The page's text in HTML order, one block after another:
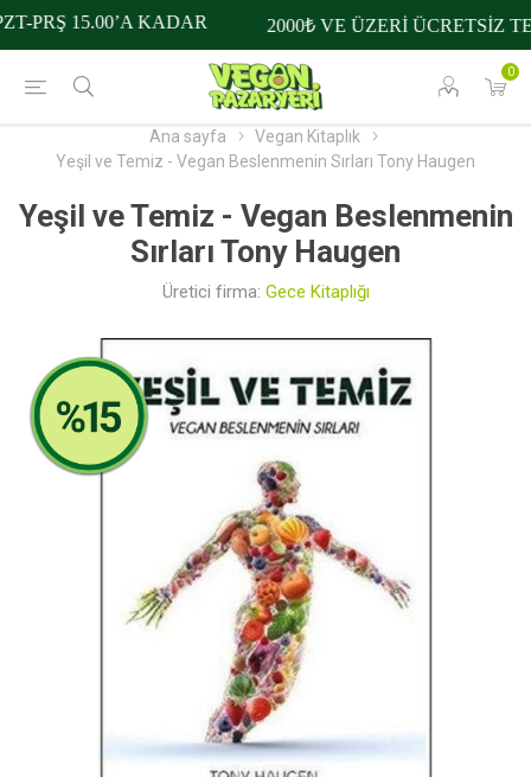
0
PRŞ 15.00’A KADAR 2000₺ VE ÜZERİ ÜCRETSİZ
Ana sayfa
Vegan Kitaplık
Yeşil ve Temiz - Vegan Beslenmenin Sırları Tony Haugen
Yeşil ve Temiz - Vegan Beslenmenin
Sırları Tony Haugen
Üretici firma: Gece Kitaplığı